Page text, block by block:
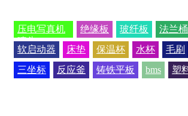
压电写真机
喷头
绝缘板 玻纤板 法兰桶
软启动器
床垫 保温杯 水杯 毛刷
三坐标
反应釜 铸铁平板 bms 塑